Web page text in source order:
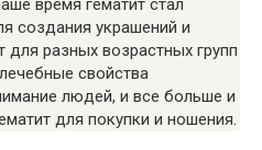
создания украшений и
разных возрастных групп
свойства
людей, и все больше и
для покупки и ношения.